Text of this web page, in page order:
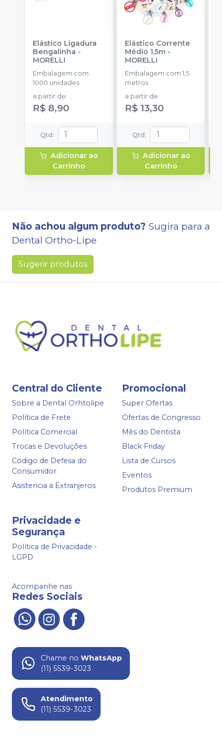
Elástico Ligadura
Bengalinha -
MORELLI
Embalagem com
1000 unidades
a partir de:
R$ 8,90
Qtd :
Adicionar ao
Carrinho
Elástico Corrente
Médio 1,5m-
MORELLI
Embalagem com 1,5
metros
a partir de:
R$ 13,30
Qtd :
Adicionar ao
Carrinho
Não achou algum produto? Sugira para a
Dental Ortho-Lipe
Sugerir produtos
Central do Cliente
Sobre a Dental Orhtolipe
Política de Frete
Política Comercial
Trocas e Devoluções
Código de Defesa do
Consumidor
Asistencia a Extranjeros
Promocional
Super Ofertas
Ofertas de Congresso
Mês do Dentista
Black Friday
Lista de Cursos
Eventos
Produtos Premium
Privacidade e
Segurança
Política de Privacidade -
LGPD
Acompanhe nas
Redes Sociais
Chame no WhatsApp
(11) 5539-3023
Atendimento
(11) 5539-3023